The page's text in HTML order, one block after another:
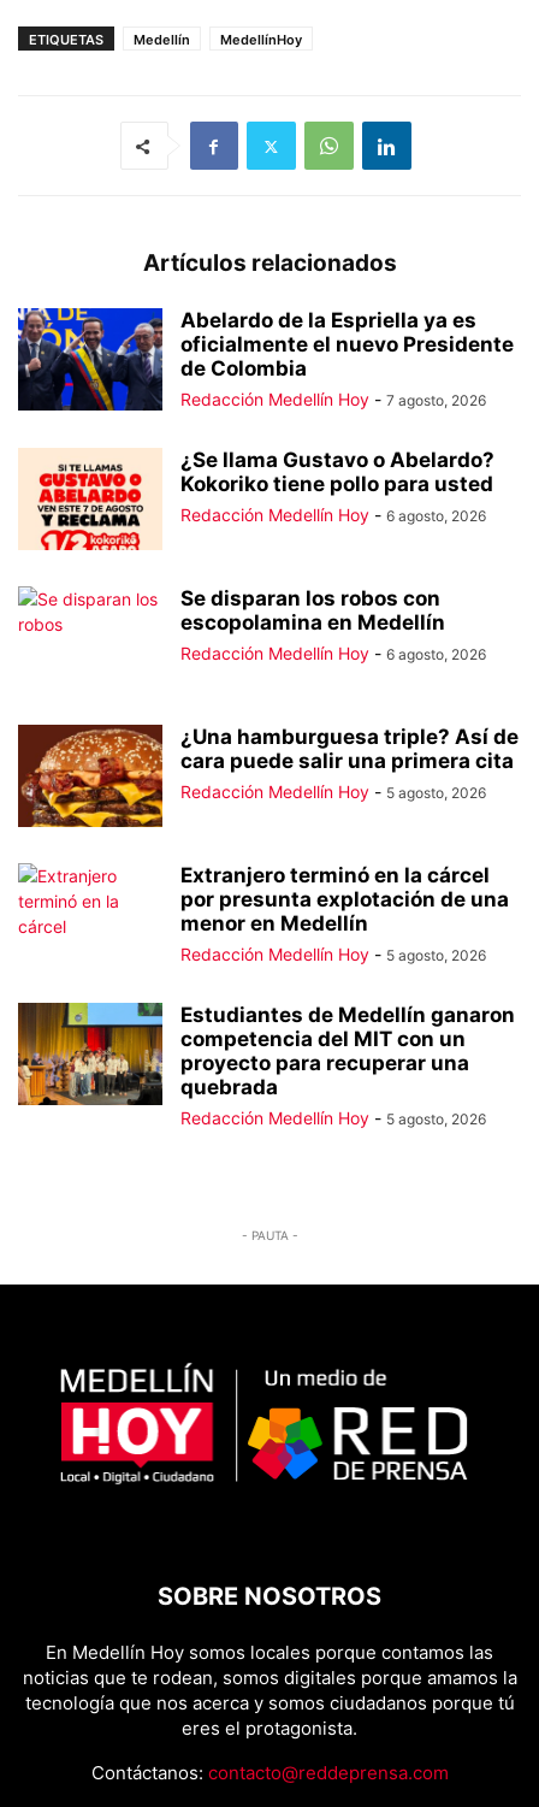
ETIQUETAS Medellín MedellínHoy
Artículos relacionados
Abelardo de la Espriella ya es
oficialmente el nuevo Presidente
de Colombia
Redacción Medellín Hoy - 7 agosto, 2026
¿Se llama Gustavo o Abelardo?
Kokoriko tiene pollo para usted
Redacción Medellín Hoy - 6 agosto, 2026
Se disparan los robos con
escopolamina en Medellín
Redacción Medellín Hoy - 6 agosto, 2026
¿Una hamburguesa triple? Así de
cara puede salir una primera cita
Redacción Medellín Hoy - 5 agosto, 2026
Extranjero terminó en la cárcel
por presunta explotación de una
menor en Medellín
Redacción Medellín Hoy - 5 agosto, 2026
Estudiantes de Medellín ganaron
competencia del MIT con un
proyecto para recuperar una
quebrada
Redacción Medellín Hoy - 5 agosto, 2026
- PAUTA -
SOBRE NOSOTROS
En Medellín Hoy somos locales porque contamos las
noticias que te rodean, somos digitales porque amamos la
tecnología que nos acerca y somos ciudadanos porque tú
eres el protagonista.
Contáctanos: contacto@reddeprensa.com